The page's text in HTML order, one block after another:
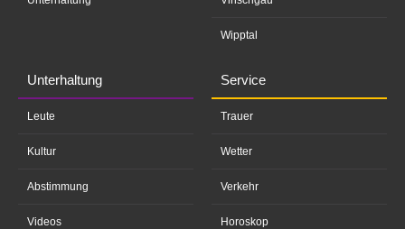
Wipptal
Unterhaltung
Leute
Kultur
Abstimmung
Videos
Service
Trauer
Wetter
Verkehr
Horoskop